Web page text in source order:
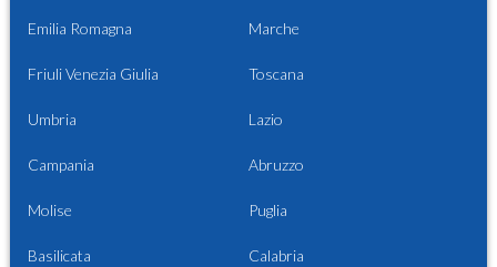
Emilia Romagna Marche
Friuli Venezia Giulia Toscana
Umbria Lazio
Campania Abruzzo
Molise Puglia
Basilicata Calabria